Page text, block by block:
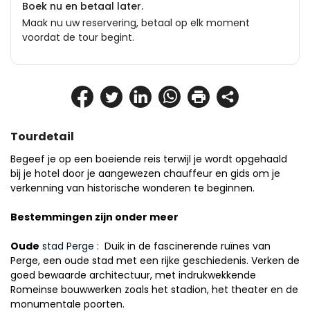
Tourdetail
Begeef je op een boeiende reis terwijl je wordt opgehaald
bij je hotel door je aangewezen chauffeur en gids om je
verkenning van historische wonderen te beginnen.
Bestemmingen zijn onder meer
Oude stad Perge : Duik in de fascinerende ruïnes van
Perge, een oude stad met een rijke geschiedenis. Verken de
goed bewaarde architectuur, met indrukwekkende
Romeinse bouwwerken zoals het stadion, het theater en de
monumentale poorten.
Boek nu en betaal later.
Maak nu uw reservering, betaal op elk moment
voordat de tour begint.